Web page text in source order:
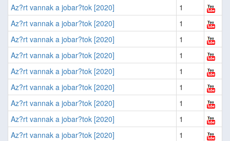
Az?rt vannak a jobar?tok [2020]
1
Az?rt vannak a jobar?tok [2020]
1
Az?rt vannak a jobar?tok [2020]
1
Az?rt vannak a jobar?tok [2020]
1
Az?rt vannak a jobar?tok [2020]
1
Az?rt vannak a jobar?tok [2020]
1
Az?rt vannak a jobar?tok [2020]
1
Az?rt vannak a jobar?tok [2020]
1
Az?rt vannak a jobar?tok [2020]
1